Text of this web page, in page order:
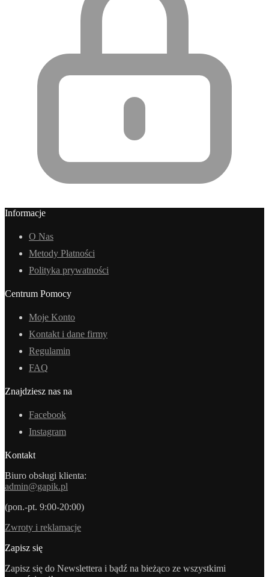
Informacje
O Nas
Metody Płatności
Polityka prywatności
Centrum Pomocy
Moje Konto
Kontakt i dane firmy
Regulamin
FAQ
Znajdziesz nas na
Facebook
Instagram
Kontakt
Biuro obsługi klienta:
admin@gapik.pl
(pon.-pt. 9:00-20:00)
Zwroty i reklamacje
Zapisz się
Zapisz się do Newslettera i bądź na bieżąco ze wszystkimi